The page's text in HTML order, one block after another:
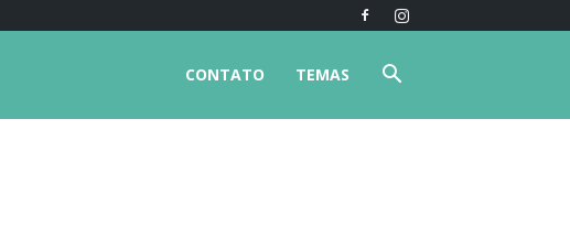
TEMAS
CONTATO